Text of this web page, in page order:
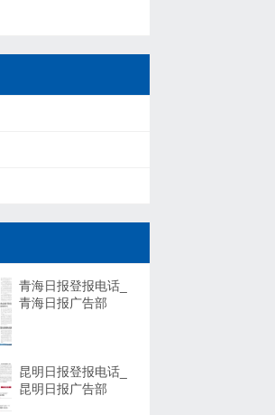
青海日报登报电话_
青海日报广告部
昆明日报登报电话_
昆明日报广告部